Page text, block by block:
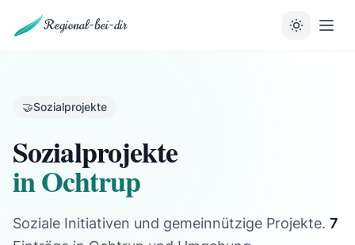
Regional-bei-dir
🤝Sozialprojekte
Sozialprojekte
in Ochtrup
Soziale Initiativen und gemeinnützige Projekte. 7